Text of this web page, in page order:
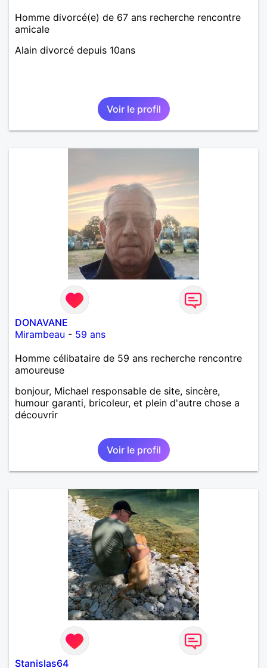
Homme divorcé(e) de 67 ans recherche rencontre
amicale
Alain divorcé depuis 10ans
Voir le profil
DONAVANE
Mirambeau - 59 ans
Homme célibataire de 59 ans recherche rencontre
amoureuse
bonjour, Michael responsable de site, sincère,
humour garanti, bricoleur, et plein d'autre chose a
découvrir
Voir le profil
Stanislas64